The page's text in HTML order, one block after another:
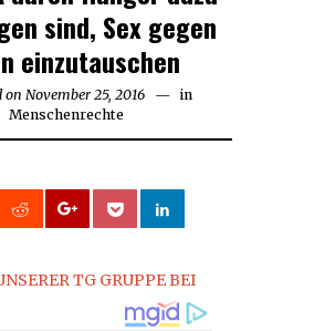
sind, Sex gegen
einzutauschen
on November 25, 2016
in
Menschenrechte
TG GRUPPE BEI